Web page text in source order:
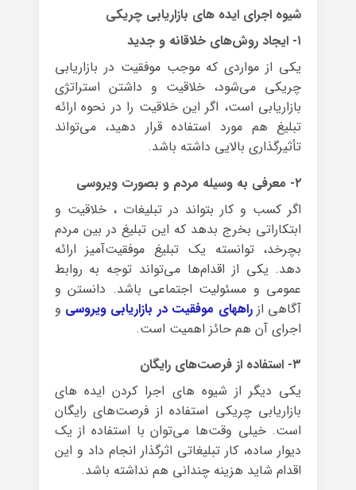
شیوه اجرای ایده های بازاریابی چریکی
۱- ایجاد روش‌های خلاقانه و جدید
یکی از مواردی که موجب موفقیت در بازاریابی
چریکی می‌شود، خلاقیت و داشتن استراتژی
بازاریابی است، اگر این خلاقیت را در نحوه ارائه
تبلیغ هم مورد استفاده قرار دهید، می‌تواند
تأثیرگذاری بالایی داشته باشد.
۲- معرفی به وسیله مردم و بصورت ویروسی
اگر کسب و کار بتواند در تبلیغات ، خلاقیت و
ابتکاراتی بخرج بدهد که این تبلیغ در بین مردم
بچرخد، توانسته یک تبلیغ موفقیت‌آمیز ارائه
دهد. یکی از اقدام‌ها می‌تواند توجه به روابط
عمومی و مسئولیت اجتماعی باشد. دانستن و
آگاهی ازراههای موفقیت در بازاریابی ویروسی و
اجرای آن هم حائز اهمیت است.
۳- استفاده از فرصت‌های رایگان
یکی دیگر از شیوه های اجرا کردن ایده های
بازاریابی چریکی استفاده از فرصت‌های رایگان
است. خیلی وقت‌ها می‌توان با استفاده از یک
دیوار ساده‌، کار تبلیغاتی اثرگذار انجام داد و این
اقدام شاید هزینه چندانی هم نداشته باشد.